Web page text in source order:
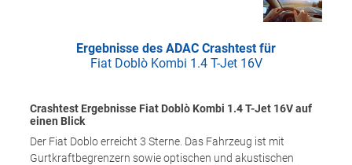
Ergebnisse des ADAC Crashtest für
Fiat Doblò Kombi 1.4 T-Jet 16V
Crashtest Ergebnisse Fiat Doblò Kombi 1.4 T-Jet 16V auf
einen Blick
Der Fiat Doblo erreicht 3 Sterne. Das Fahrzeug ist mit
Gurtkraftbegrenzern sowie optischen und akustischen